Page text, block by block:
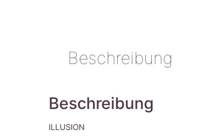
Beschreibung
Beschreibung
ILLUSION